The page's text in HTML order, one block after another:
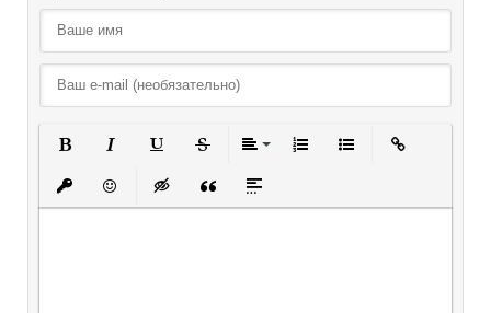
Вставить защищенную ссылку
Вставить смайлик
Вставка скрытого текста
Вставка цитаты
Вставка спойлера